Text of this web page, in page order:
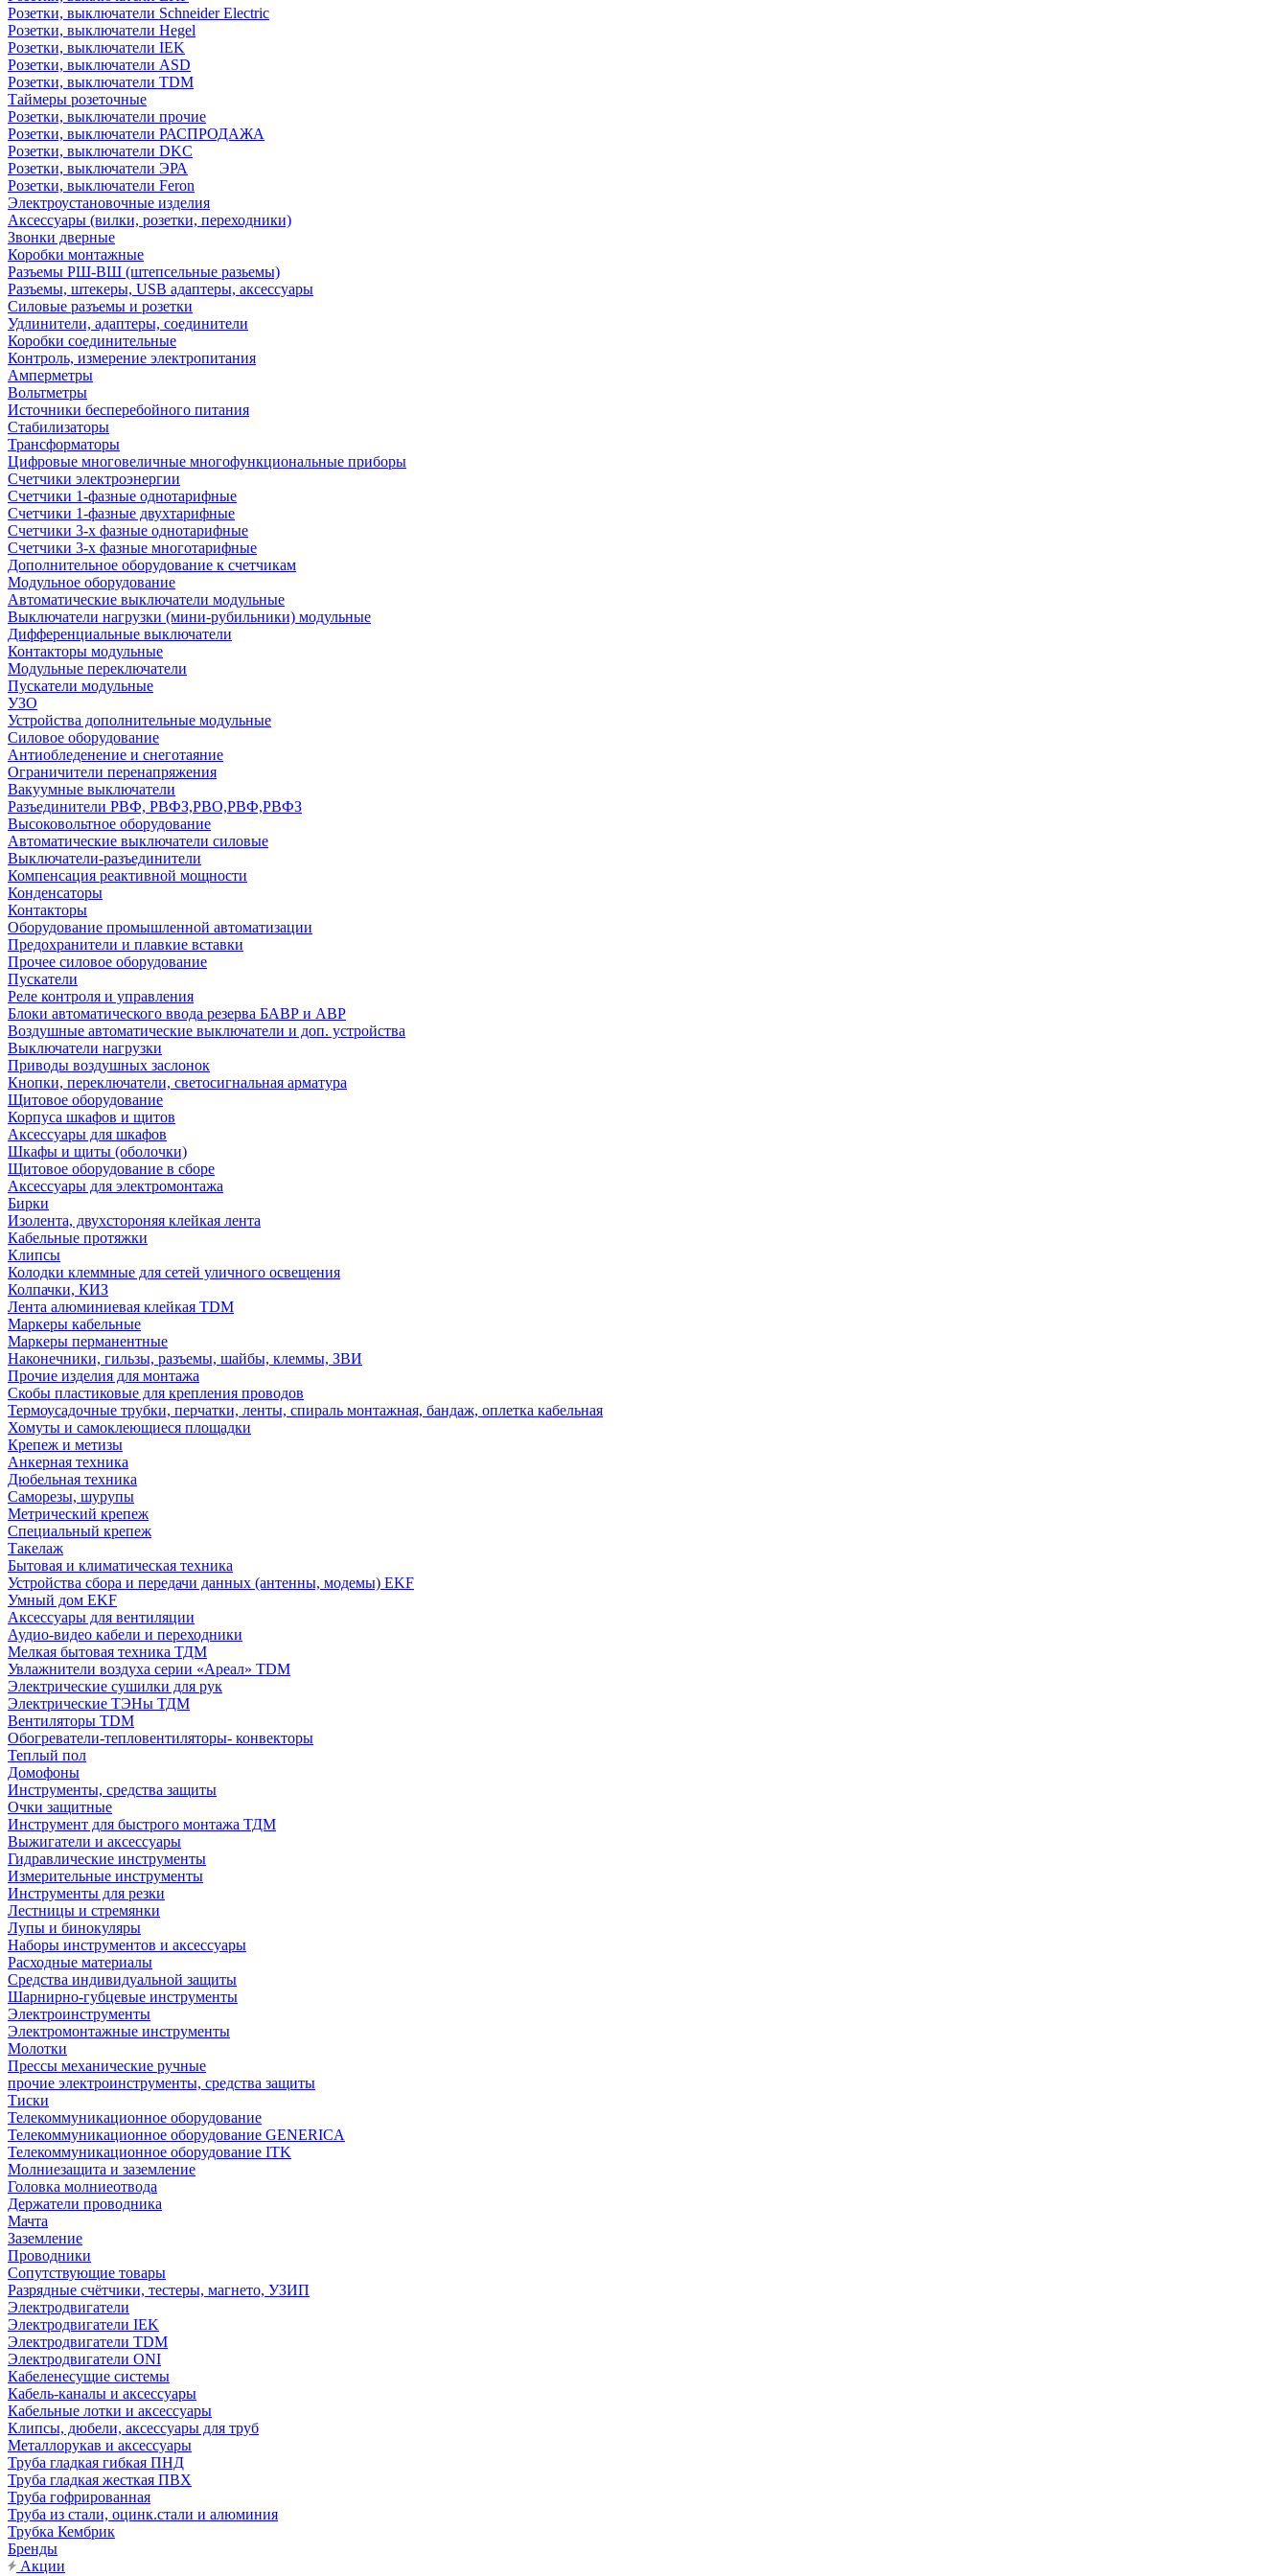
Розетки, выключатели Schneider Electric
Розетки, выключатели Hegel
Розетки, выключатели IEK
Розетки, выключатели ASD
Розетки, выключатели TDM
Таймеры розеточные
Розетки, выключатели прочие
Розетки, выключатели РАСПРОДАЖА
Розетки, выключатели DKC
Розетки, выключатели ЭРА
Розетки, выключатели Feron
Электроустановочные изделия
Аксессуары (вилки, розетки, переходники)
Звонки дверные
Коробки монтажные
Разъемы РШ-ВШ (штепсельные разьемы)
Разъемы, штекеры, USB адаптеры, аксессуары
Силовые разъемы и розетки
Удлинители, адаптеры, соединители
Коробки соединительные
Контроль, измерение электропитания
Амперметры
Вольтметры
Источники бесперебойного питания
Стабилизаторы
Трансформаторы
Цифровые многовеличные многофункциональные приборы
Счетчики электроэнергии
Счетчики 1-фазные однотарифные
Счетчики 1-фазные двухтарифные
Счетчики 3-х фазные однотарифные
Счетчики 3-х фазные многотарифные
Дополнительное оборудование к счетчикам
Модульное оборудование
Автоматические выключатели модульные
Выключатели нагрузки (мини-рубильники) модульные
Дифференциальные выключатели
Контакторы модульные
Модульные переключатели
Пускатели модульные
УЗО
Устройства дополнительные модульные
Силовое оборудование
Антиобледенение и снеготаяние
Ограничители перенапряжения
Вакуумные выключатели
Разъединители РВФ, РВФЗ,РВО,РВФ,РВФЗ
Высоковольтное оборудование
Автоматические выключатели cиловые
Выключатели-разъединители
Компенсация реактивной мощности
Конденсаторы
Контакторы
Оборудование промышленной автоматизации
Предохранители и плавкие вставки
Прочее силовое оборудование
Пускатели
Реле контроля и управления
Блоки автоматического ввода резерва БАВР и АВР
Воздушные автоматические выключатели и доп. устройства
Выключатели нагрузки
Приводы воздушных заслонок
Кнопки, переключатели, светосигнальная арматура
Щитовое оборудование
Корпуса шкафов и щитов
Аксессуары для шкафов
Шкафы и щиты (оболочки)
Щитовое оборудование в сборе
Аксессуары для электромонтажа
Бирки
Изолента, двухстороняя клейкая лента
Кабельные протяжки
Клипсы
Колодки клеммные для сетей уличного освещения
Колпачки, КИЗ
Лента алюминиевая клейкая TDM
Маркеры кабельные
Маркеры перманентные
Наконечники, гильзы, разъемы, шайбы, клеммы, ЗВИ
Прочие изделия для монтажа
Скобы пластиковые для крепления проводов
Термоусадочные трубки, перчатки, ленты, спираль монтажная, бандаж, оплетка кабельная
Хомуты и самоклеющиеся площадки
Крепеж и метизы
Анкерная техника
Дюбельная техника
Саморезы, шурупы
Метрический крепеж
Специальный крепеж
Такелаж
Бытовая и климатическая техника
Устройства сбора и передачи данных (антенны, модемы) EKF
Умный дом EKF
Аксессуары для вентиляции
Аудио-видео кабели и переходники
Мелкая бытовая техника ТДМ
Увлажнители воздуха серии «Ареал» TDM
Электрические сушилки для рук
Электрические ТЭНы ТДМ
Вентиляторы TDM
Обогреватели-тепловентиляторы- конвекторы
Теплый пол
Домофоны
Инструменты, средства защиты
Очки защитные
Инструмент для быстрого монтажа ТДМ
Выжигатели и аксессуары
Гидравлические инструменты
Измерительные инструменты
Инструменты для резки
Лестницы и стремянки
Лупы и бинокуляры
Наборы инструментов и аксессуары
Расходные материалы
Средства индивидуальной защиты
Шарнирно-губцевые инструменты
Электроинструменты
Электромонтажные инструменты
Молотки
Прессы механические ручные
прочие электроинструменты, средства защиты
Тиски
Телекоммуникационное оборудование
Телекоммуникационное оборудование GENERICA
Телекоммуникационное оборудование ITK
Молниезащита и заземление
Головка молниеотвода
Держатели проводника
Мачта
Заземление
Проводники
Сопутствующие товары
Разрядные счётчики, тестеры, магнето, УЗИП
Электродвигатели
Электродвигатели IEK
Электродвигатели TDM
Электродвигатели ONI
Кабеленесущие системы
Кабель-каналы и аксессуары
Кабельные лотки и аксессуары
Клипсы, дюбели, аксессуары для труб
Металлорукав и аксессуары
Труба гладкая гибкая ПНД
Труба гладкая жесткая ПВХ
Труба гофрированная
Труба из стали, оцинк.стали и алюминия
Трубка Кембрик
Бренды
Акции